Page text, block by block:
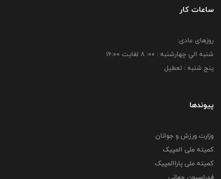
ساعات کار
روزهای عادی:
شنبه الي چهارشنبه : 00: 8 لغايت 16:00
پنج شنبه : تعطیل
پیوندها
وزارت ورزش و جوانان
کمیته ملی المپیک
کمیته ملی پاراالمپیک